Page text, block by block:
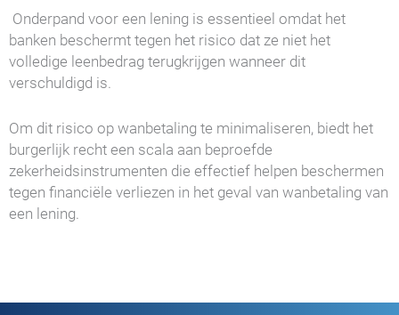
Onderpand voor een lening is essentieel omdat het
banken beschermt tegen het risico dat ze niet het
volledige leenbedrag terugkrijgen wanneer dit
verschuldigd is.
Om dit risico op wanbetaling te minimaliseren, biedt het
burgerlijk recht een scala aan beproefde
zekerheidsinstrumenten die effectief helpen beschermen
tegen financiële verliezen in het geval van wanbetaling van
een lening.